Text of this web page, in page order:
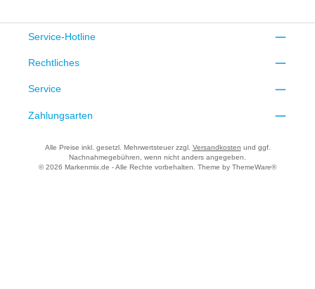
Service-Hotline
Rechtliches
Service
Zahlungsarten
Alle Preise inkl. gesetzl. Mehrwertsteuer zzgl. Versandkosten und ggf.
Nachnahmegebühren, wenn nicht anders angegeben.
© 2026 Markenmix.de - Alle Rechte vorbehalten. Theme by ThemeWare®